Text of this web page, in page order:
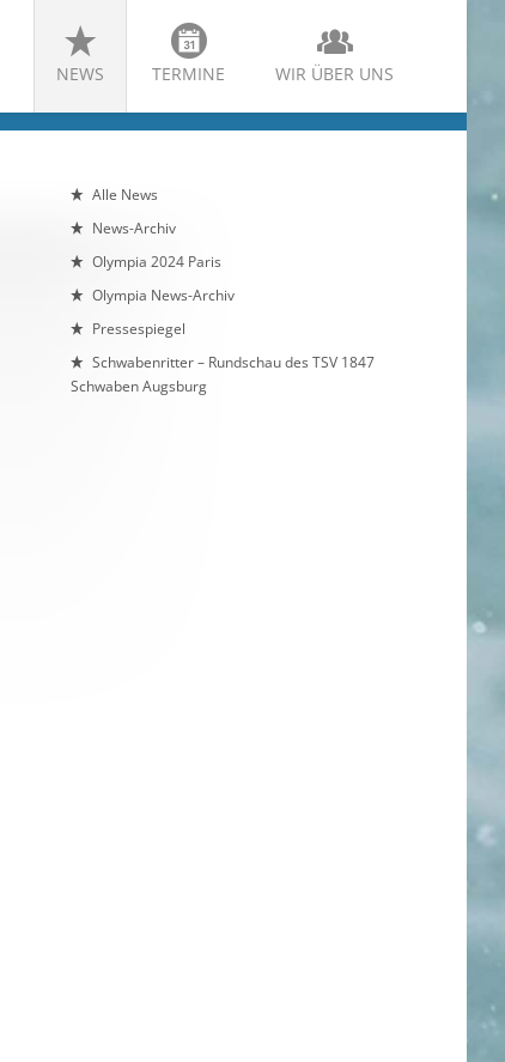
NEWS TERMINE WIR ÜBER UNS
Alle News
News-Archiv
Olympia 2024 Paris
Olympia News-Archiv
Pressespiegel
Schwabenritter – Rundschau des TSV 1847
Schwaben Augsburg